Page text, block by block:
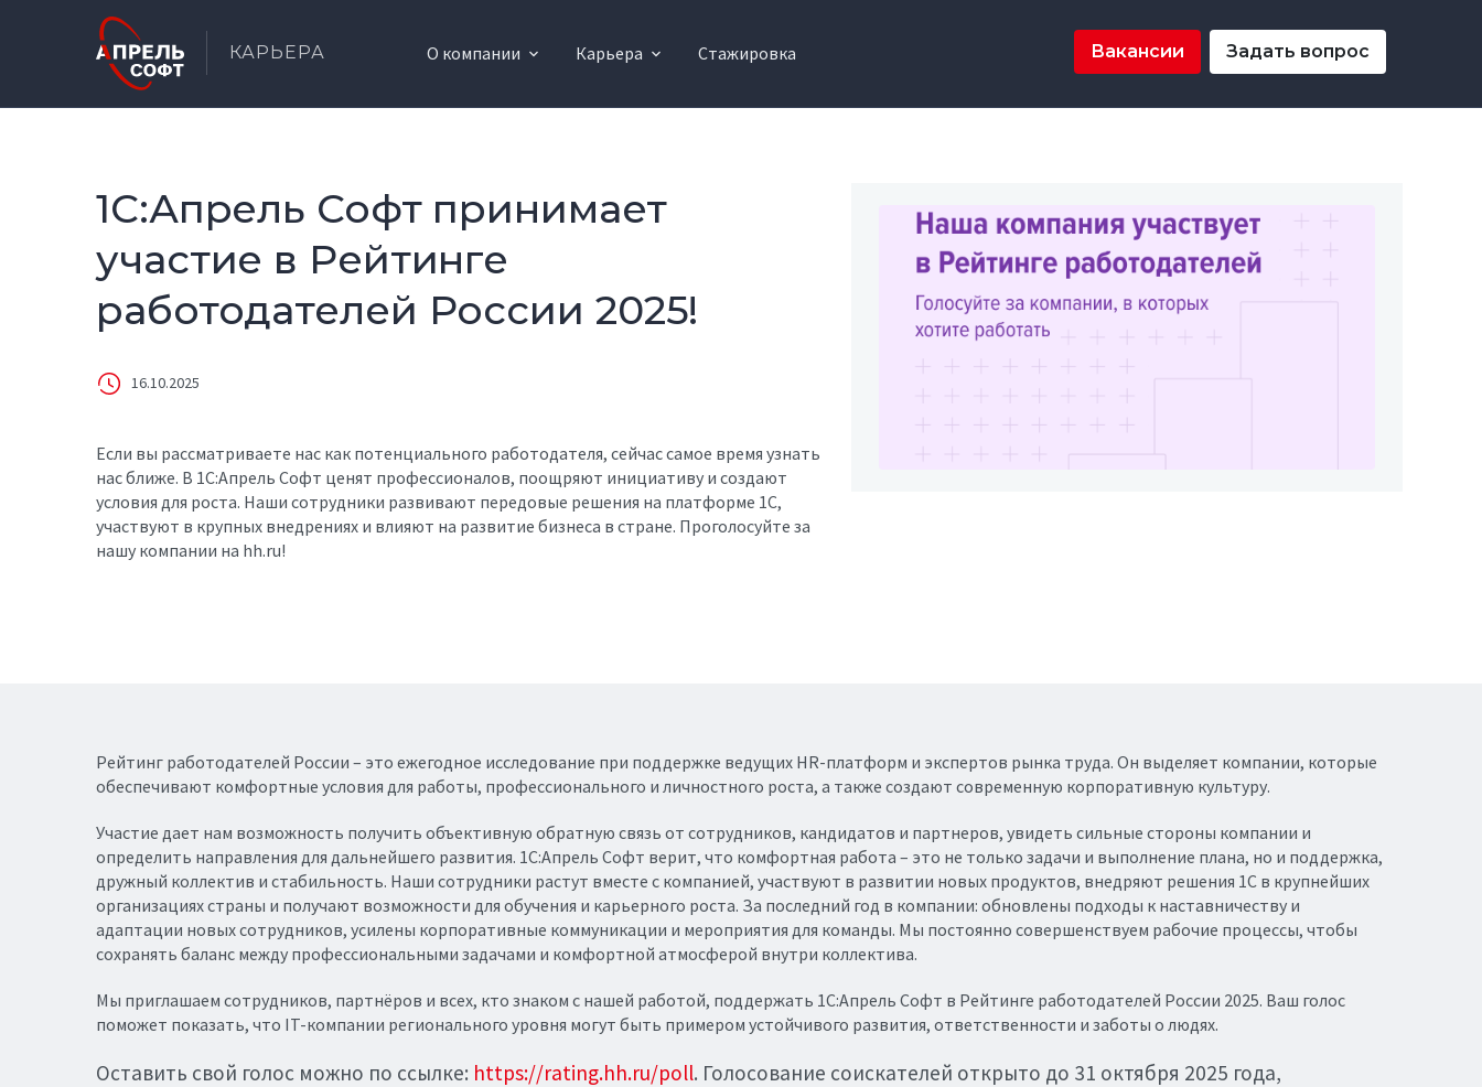
КАРЬЕРА О компании Карьера Стажировка Вакансии Задать вопрос
1C:Апрель Софт принимает
участие в Рейтинге
работодателей России 2025!
16.10.2025
Если вы рассматриваете нас как потенциального работодателя, сейчас самое время узнать
нас ближе. В 1C:Апрель Софт ценят профессионалов, поощряют инициативу и создают
условия для роста. Наши сотрудники развивают передовые решения на платформе 1С,
участвуют в крупных внедрениях и влияют на развитие бизнеса в стране. Проголосуйте за
нашу компании на hh.ru!
Рейтинг работодателей России – это ежегодное исследование при поддержке ведущих HR-платформ и экспертов рынка труда. Он выделяет компании, которые
обеспечивают комфортные условия для работы, профессионального и личностного роста, а также создают современную корпоративную культуру.
Участие дает нам возможность получить объективную обратную связь от сотрудников, кандидатов и партнеров, увидеть сильные стороны компании и
определить направления для дальнейшего развития. 1C:Апрель Софт верит, что комфортная работа – это не только задачи и выполнение плана, но и поддержка,
дружный коллектив и стабильность. Наши сотрудники растут вместе с компанией, участвуют в развитии новых продуктов, внедряют решения 1C в крупнейших
организациях страны и получают возможности для обучения и карьерного роста. За последний год в компании: обновлены подходы к наставничеству и
адаптации новых сотрудников, усилены корпоративные коммуникации и мероприятия для команды. Мы постоянно совершенствуем рабочие процессы, чтобы
сохранять баланс между профессиональными задачами и комфортной атмосферой внутри коллектива.
Мы приглашаем сотрудников, партнёров и всех, кто знаком с нашей работой, поддержать 1С:Апрель Софт в Рейтинге работодателей России 2025. Ваш голос
поможет показать, что IT-компании регионального уровня могут быть примером устойчивого развития, ответственности и заботы о людях.
Оставить свой голос можно по ссылке: https://rating.hh.ru/poll. Голосование соискателей открыто до 31 октября 2025 года,